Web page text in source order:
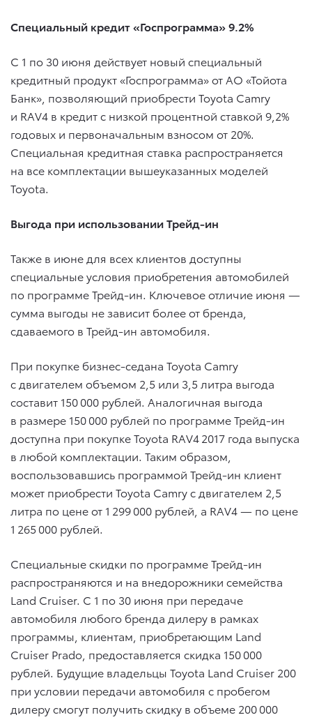
Специальный кредит «Госпрограмма» 9.2%
С 1 по 30 июня действует новый специальный
кредитный продукт «Госпрограмма» от АО «Тойота
Банк», позволяющий приобрести Toyota Camry
и RAV4 в кредит с низкой процентной ставкой 9,2%
годовых и первоначальным взносом от 20%.
Специальная кредитная ставка распространяется
на все комплектации вышеуказанных моделей
Toyota.
Выгода при использовании Трейд-ин
Также в июне для всех клиентов доступны
специальные условия приобретения автомобилей
по программе Трейд-ин. Ключевое отличие июня —
сумма выгоды не зависит более от бренда,
сдаваемого в Трейд-ин автомобиля.
При покупке бизнес-седана Toyota Camry
c двигателем объемом 2,5 или 3,5 литра выгода
составит 150 000 рублей. Аналогичная выгода
в размере 150 000 рублей по программе Трейд-ин
доступна при покупке Toyota RAV4 2017 года выпуска
в любой комплектации. Таким образом,
воспользовавшись программой Трейд-ин клиент
может приобрести Toyota Camry с двигателем 2,5
литра по цене от 1 299 000 рублей, а RAV4 — по цене
1 265 000 рублей.
Специальные скидки по программе Трейд-ин
распространяются и на внедорожники семейства
Land Cruiser. С 1 по 30 июня при передаче
автомобиля любого бренда дилеру в рамках
программы, клиентам, приобретающим Land
Cruiser Prado, предоставляется скидка 150 000
рублей. Будущие владельцы Toyota Land Cruiser 200
при условии передачи автомобиля с пробегом
дилеру смогут получить скидку в объеме 200 000